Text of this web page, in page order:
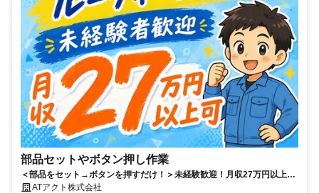
部品セットやボタン押し作業
＜部品をセット→ボタンを押すだけ！＞未経験歓迎！月収27万円以上可
＆土日休み
ATアクト株式会社